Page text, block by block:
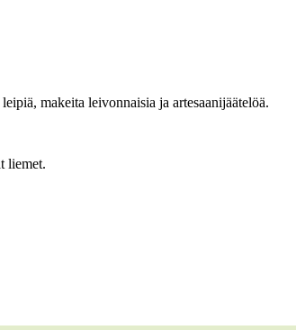
makeita leivonnaisia ja artesaanijäätelöä.
liemet.